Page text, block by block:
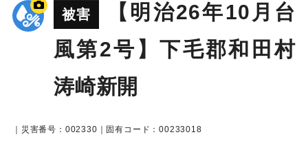
被害
【明治26年10月台
風第2号】下毛郡和田村
涛崎新開
｜災害番号：002330｜固有コード：00233018